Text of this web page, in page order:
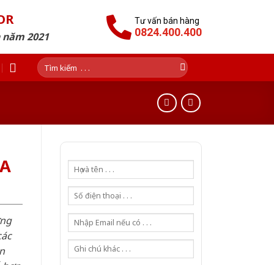
2021
Tư vấn bán hàng
0824.400.400
Tìm
kiếm: